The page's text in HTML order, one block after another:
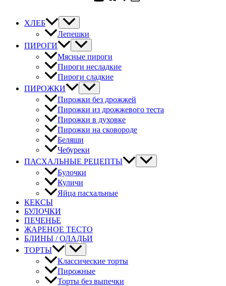
ХЛЕБ
Лепешки
ПИРОГИ
Мясные пироги
Пироги несладкие
Пироги сладкие
ПИРОЖКИ
Пирожки без дрожжей
Пирожки из дрожжевого теста
Пирожки в духовке
Пирожки на сковороде
Беляши
Чебуреки
ПАСХАЛЬНЫЕ РЕЦЕПТЫ
Булочки
Куличи
Яйца пасхальные
КЕКСЫ
БУЛОЧКИ
ПЕЧЕНЬЕ
ЖАРЕНОЕ ТЕСТО
БЛИНЫ / ОЛАДЬИ
ТОРТЫ
Классические торты
Пирожные
Торты без выпечки